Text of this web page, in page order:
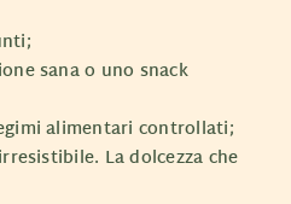
sana o uno snack
alimentari controllati;
La dolcezza che